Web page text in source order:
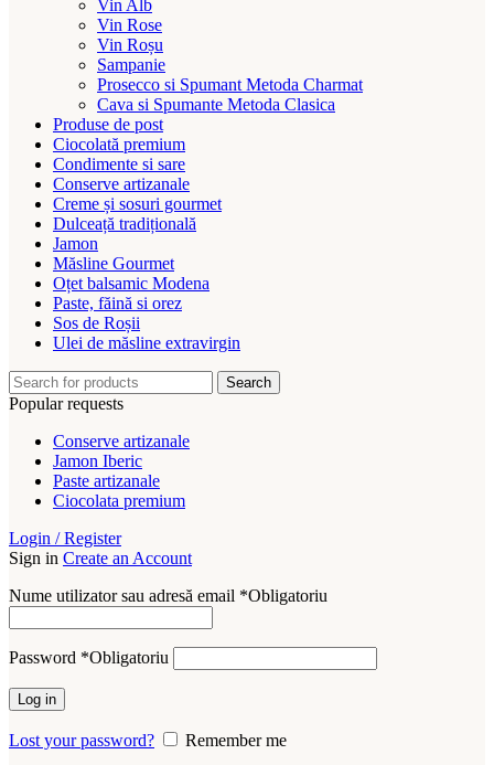
Vin Alb
Vin Rose
Vin Roșu
Sampanie
Prosecco si Spumant Metoda Charmat
Cava si Spumante Metoda Clasica
Produse de post
Ciocolată premium
Condimente si sare
Conserve artizanale
Creme și sosuri gourmet
Dulceață tradițională
Jamon
Măsline Gourmet
Oțet balsamic Modena
Paste, făină si orez
Sos de Roșii
Ulei de măsline extravirgin
Search
Popular requests
Conserve artizanale
Jamon Iberic
Paste artizanale
Ciocolata premium
Login / Register
Sign in Create an Account
Nume utilizator sau adresă email *Obligatoriu
Password *Obligatoriu
Log in
Lost your password?
Remember me